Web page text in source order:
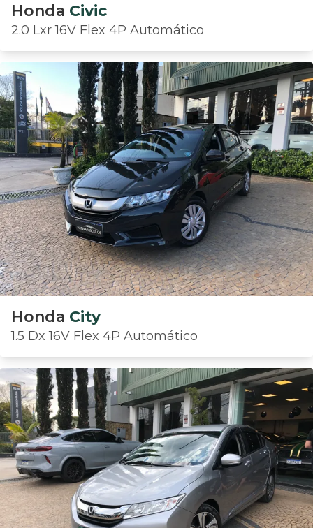
Honda Civic
2.0 Lxr 16V Flex 4P Automático
Honda City
1.5 Dx 16V Flex 4P Automático